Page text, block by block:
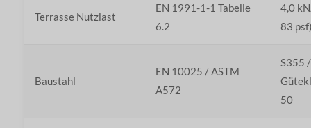
Terrasse Nutzlast
EN 1991-1-1 Tabelle
6.2
4,0
83
Baustahl
EN 10025 / ASTM
A572
S355 /
50